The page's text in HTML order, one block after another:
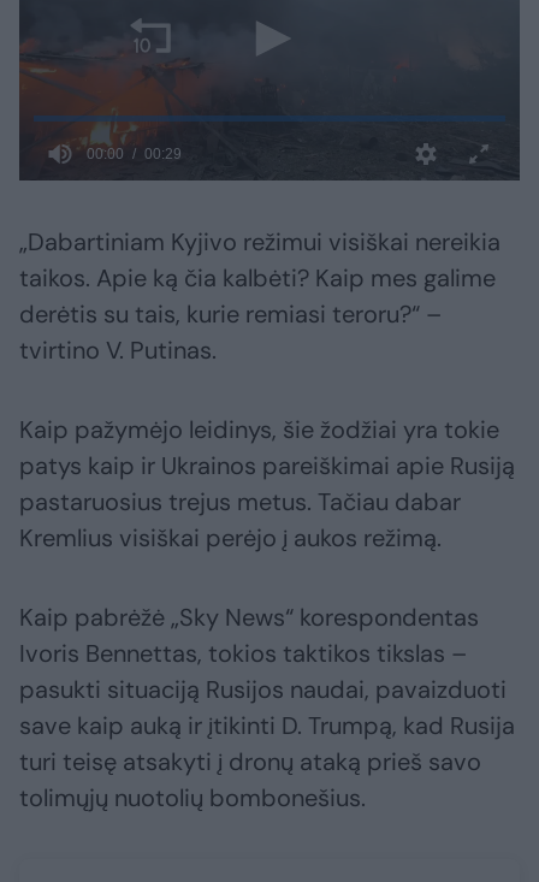
„Dabartiniam Kyjivo režimui visiškai nereikia
taikos. Apie ką čia kalbėti? Kaip mes galime
derėtis su tais, kurie remiasi teroru?“ –
tvirtino V. Putinas.
Kaip pažymėjo leidinys, šie žodžiai yra tokie
patys kaip ir Ukrainos pareiškimai apie Rusiją
pastaruosius trejus metus. Tačiau dabar
Kremlius visiškai perėjo į aukos režimą.
Kaip pabrėžė „Sky News“ korespondentas
Ivoris Bennettas, tokios taktikos tikslas –
pasukti situaciją Rusijos naudai, pavaizduoti
save kaip auką ir įtikinti D. Trumpą, kad Rusija
turi teisę atsakyti į dronų ataką prieš savo
tolimųjų nuotolių bombonešius.